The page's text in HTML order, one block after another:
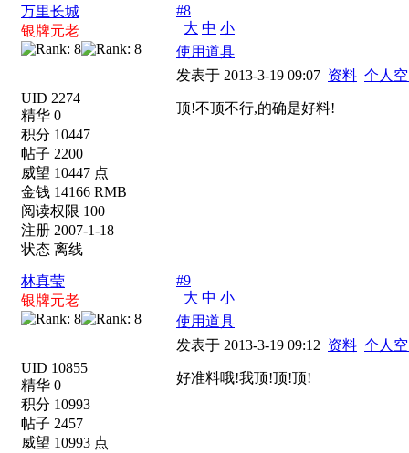
万里长城
银牌元老
UID 2274
精华 0
积分 10447
帖子 2200
威望 10447 点
金钱 14166 RMB
阅读权限 100
注册 2007-1-18
状态 离线
#8
大 中 小
使用道具
发表于 2013-3-19 09:07 资料 个人
顶!不顶不行,的确是好料!
林真莹
银牌元老
UID 10855
精华 0
积分 10993
帖子 2457
威望 10993 点
#9
大 中 小
使用道具
发表于 2013-3-19 09:12 资料 个人
好准料哦!我顶!顶!顶!